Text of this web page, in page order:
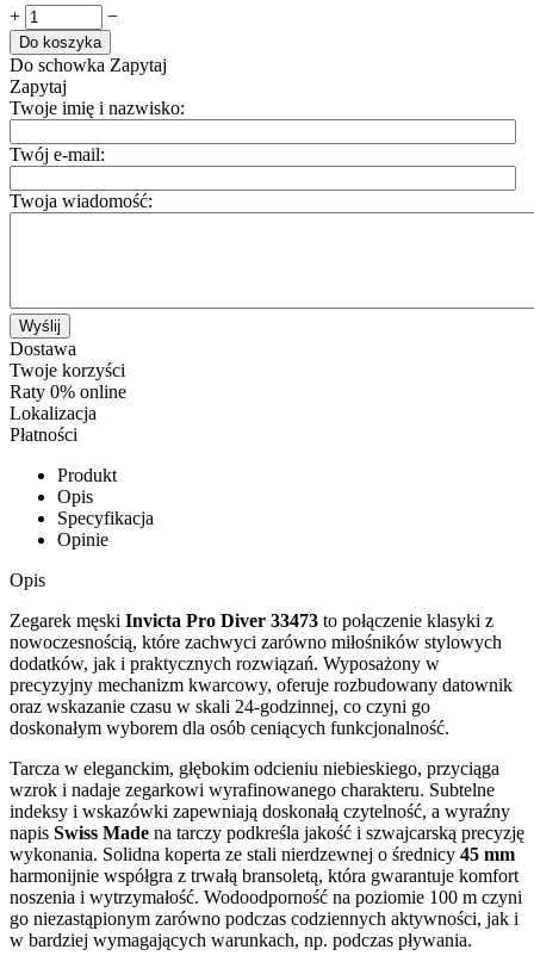
+ −
Do koszyka
Do schowka Zapytaj
Zapytaj
Twoje imię i nazwisko:
Twój e-mail:
Twoja wiadomość:
Wyślij
Dostawa
Twoje korzyści
Raty 0% online
Lokalizacja
Płatności
Produkt
Opis
Specyfikacja
Opinie
Opis
Zegarek męski Invicta Pro Diver 33473 to połączenie klasyki z
nowoczesnością, które zachwyci zarówno miłośników stylowych
dodatków, jak i praktycznych rozwiązań. Wyposażony w
precyzyjny mechanizm kwarcowy, oferuje rozbudowany datownik
oraz wskazanie czasu w skali 24-godzinnej, co czyni go
doskonałym wyborem dla osób ceniących funkcjonalność.
Tarcza w eleganckim, głębokim odcieniu niebieskiego, przyciąga
wzrok i nadaje zegarkowi wyrafinowanego charakteru. Subtelne
indeksy i wskazówki zapewniają doskonałą czytelność, a wyraźny
napis Swiss Made na tarczy podkreśla jakość i szwajcarską precyzję
wykonania. Solidna koperta ze stali nierdzewnej o średnicy 45 mm
harmonijnie współgra z trwałą bransoletą, która gwarantuje komfort
noszenia i wytrzymałość. Wodoodporność na poziomie 100 m czyni
go niezastąpionym zarówno podczas codziennych aktywności, jak i
w bardziej wymagających warunkach, np. podczas pływania.